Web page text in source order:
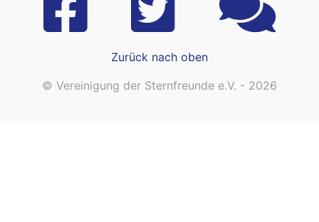
Zurück nach oben
© Vereinigung der Sternfreunde e.V. - 2026